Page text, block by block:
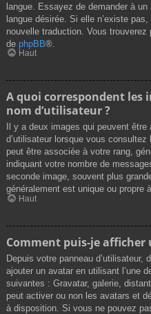
langue. Essayez de demander à
langue désirée. Si elle n’existe
nouvelle traduction. Vous
de phpBB®.
Haut
A quoi correspondent les
nom d’utilisateur ?
Il y a deux images qui peuvent
d’utilisateur lorsque vous consultez
peut être associée à votre rang,
indiquant votre nombre de
seconde image, souvent plus
généralement est unique ou propre
Haut
Comment puis-je afficher
Depuis votre panneau d’utilisateur,
ajouter un avatar en utilisant l’une
suivantes : Gravatar, galerie,
peut activer ou non les avatars et
à disposition. Si vous ne pouvez